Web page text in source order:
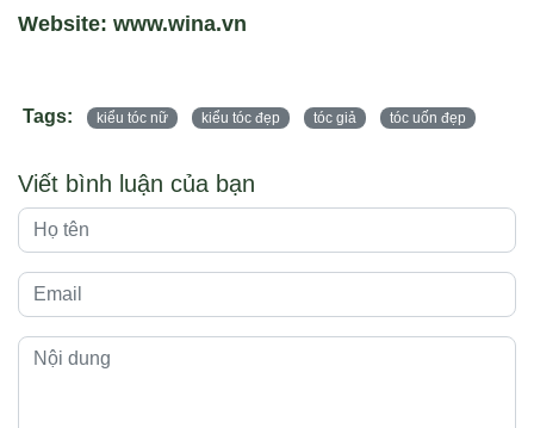
Website: www.wina.vn
Tags: kiểu tóc nữ kiểu tóc đẹp tóc giả tóc uốn đẹp
Viết bình luận của bạn